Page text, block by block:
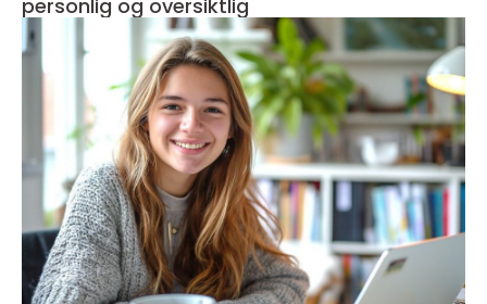
personlig og oversiktlig